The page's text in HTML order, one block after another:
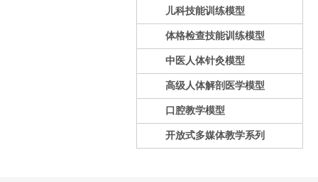
儿科技能训练模型
体格检查技能训练模型
中医人体针灸模型
高级人体解剖医学模型
口腔教学模型
开放式多媒体教学系列